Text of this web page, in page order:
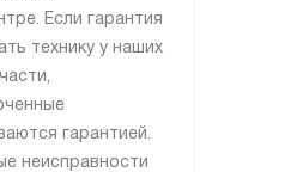
Если гарантия
технику у наших
гарантией.
неисправности